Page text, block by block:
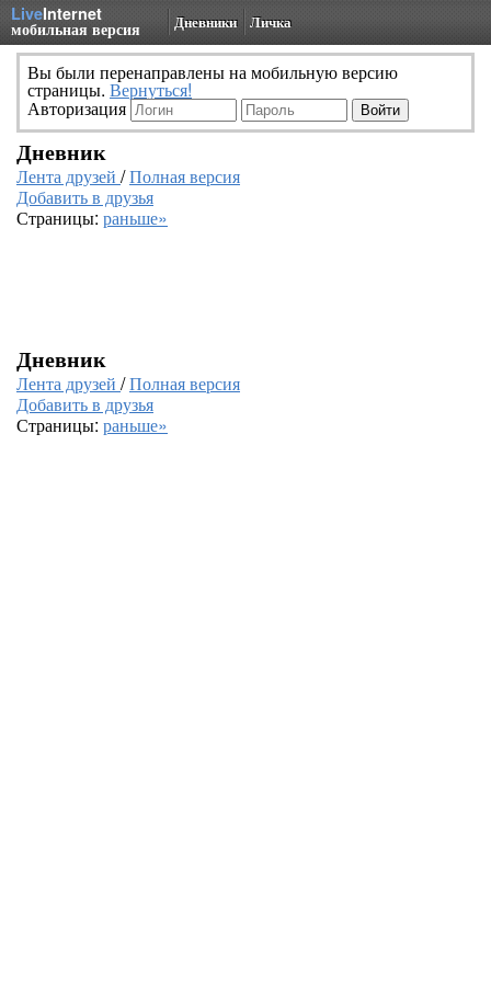
LiveInternet
мобильная версия Дневники Личка
Вы были перенаправлены на мобильную версию
страницы. Вернуться!
Авторизация
Дневник
Лента друзей /Полная версия
Добавить в друзья
Страницы: раньше»
Дневник
Лента друзей /Полная версия
Добавить в друзья
Страницы: раньше»